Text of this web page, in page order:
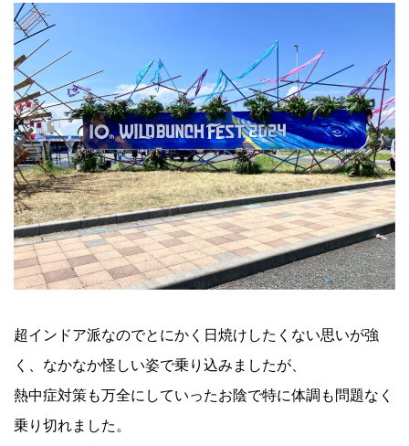
超インドア派なのでとにかく日焼けしたくない思いが強
く、なかなか怪しい姿で乗り込みましたが、
熱中症対策も万全にしていったお陰で特に体調も問題なく
乗り切れました。